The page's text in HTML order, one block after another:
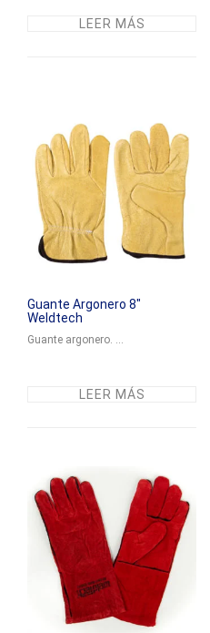
LEER MÁS
Guante Argonero 8″
Weldtech
Guante argonero. ...
LEER MÁS